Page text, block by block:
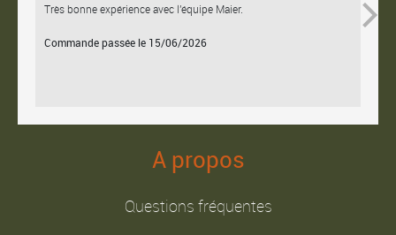
Très bonne expérience avec l'équipe Maier.
Commande passée le 15/06/2026
A propos
Questions fréquentes